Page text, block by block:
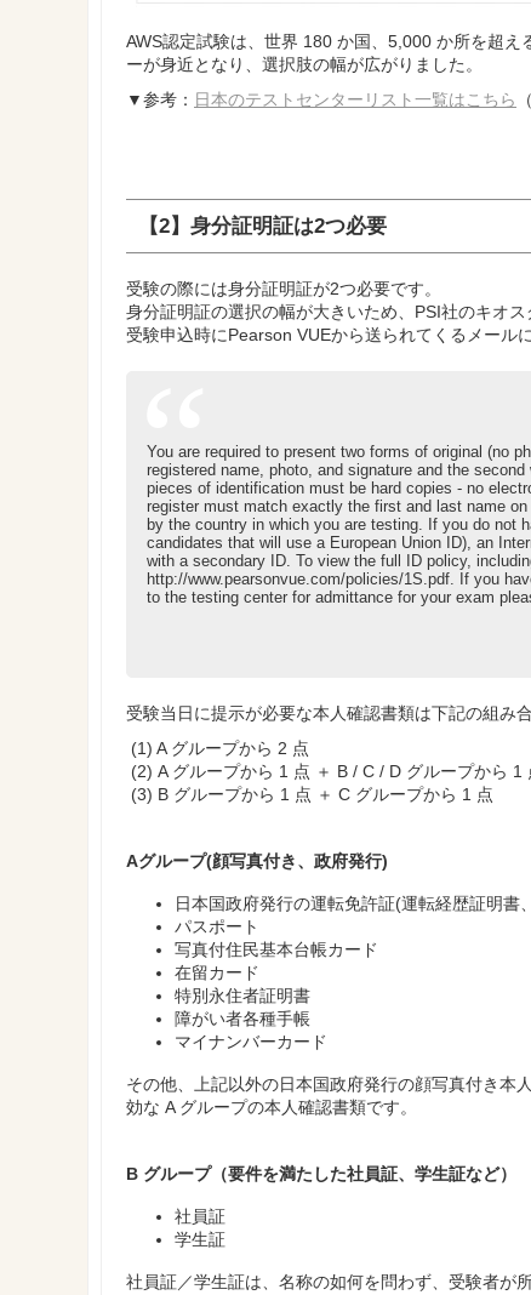
AWS認定試験は、世界 180 か国、5,000 か所を超
ーが身近となり、選択肢の幅が広がりました。
▼参考： 日本のテストセンターリスト一覧はこちら
【2】身分証明証は2つ必要
受験の際には身分証明証が2つ必要です。
身分証明証の選択の幅が大きいため、PSI社のキオ
受験申込時にPearson VUEから送られてくるメール
You are required to present two forms of original (no
registered name, photo, and signature and the
pieces of identification must be hard copies - no
register must match exactly the first and last name
by the country in which you are testing. If you do not
candidates that will use a European Union ID), an
with a secondary ID. To view the full ID policy,
http://www.pearsonvue.com/policies/1S.pdf. If you
to the testing center for admittance for your exam
受験当日に提示が必要な本人確認書類は下記の組み
(1) A グループから 2 点
(2) A グループから 1 点 ＋ B / C / D グループから 1
(3) B グループから 1 点 ＋ C グループから 1 点
Aグループ(顔写真付き、政府発行)
日本国政府発行の運転免許証(運転経歴証明
パスポート
写真付住民基本台帳カード
在留カード
特別永住者証明書
障がい者各種手帳
マイナンバーカード
その他、上記以外の日本国政府発行の顔写真付き本
効な A グループの本人確認書類です。
B グループ（要件を満たした社員証、学生証など）
社員証
学生証
社員証／学生証は、名称の如何を問わず、受験者が